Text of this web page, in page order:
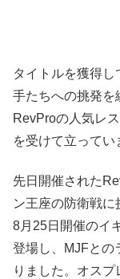
タイトルを獲得
手たちへの挑発を
RevProの人気レ
を受けて立ってい
先日開催された
ン王座の防衛戦
8月25日開催のイ
登場し、MJFとの
りました。オス